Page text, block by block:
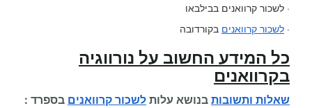
· לשכור קרוואנים בבילבאו
· לשכור קרוואנים בקורדובה
כל המידע החשוב על נורווגיה
בקרוואנים
שאלות ותשובות בנושא עלות לשכור קרוואנים בספרד :